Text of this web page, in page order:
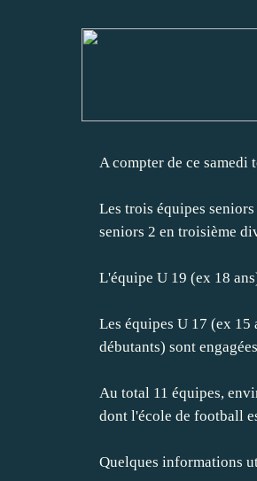
A compter de ce samedi
Les trois équipes
seniors 2 en troisième
L'équipe U 19 (ex 18
Les équipes U 17 (ex 15
débutants) sont
Au total 11 équipes,
dont l'école de football
Quelques informations